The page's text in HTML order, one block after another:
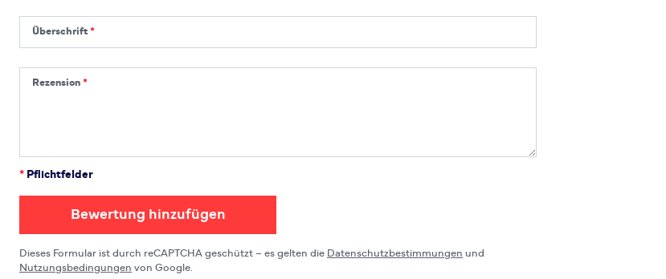
Überschrift
Überschrift
Rezension
Rezension
* Pflichtfelder
Bewertung hinzufügen
Dieses Formular ist durch reCAPTCHA geschützt – es gelten die Datenschutzbestimmungen und
Nutzungsbedingungen von Google.